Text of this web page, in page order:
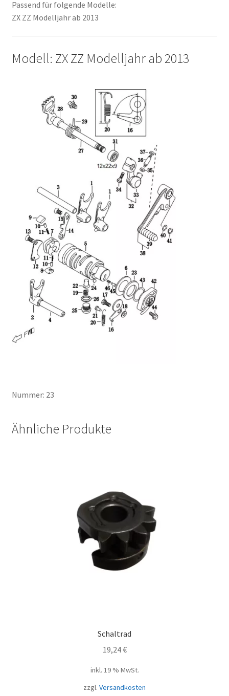
Passend für folgende Modelle:
ZX ZZ Modelljahr ab 2013
Modell: ZX ZZ Modelljahr ab 2013
Nummer: 23
Ähnliche Produkte
Schaltrad
19,24€
inkl. 19 % MwSt.
zzgl. Versandkosten